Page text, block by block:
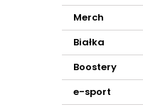
Merch
Białka
Boostery
e-sport